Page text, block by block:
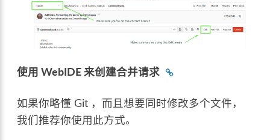
使用 WebIDE 来创建合并请求
如果你略懂 Git ，而且想要同时修改多个文件，
我们推荐你使用此方式。